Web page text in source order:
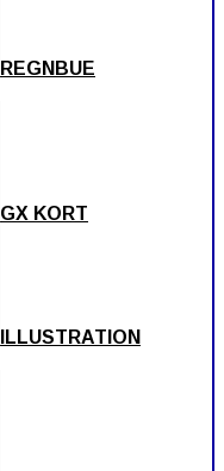
REGNBUE
GX KORT
ILLUSTRATION